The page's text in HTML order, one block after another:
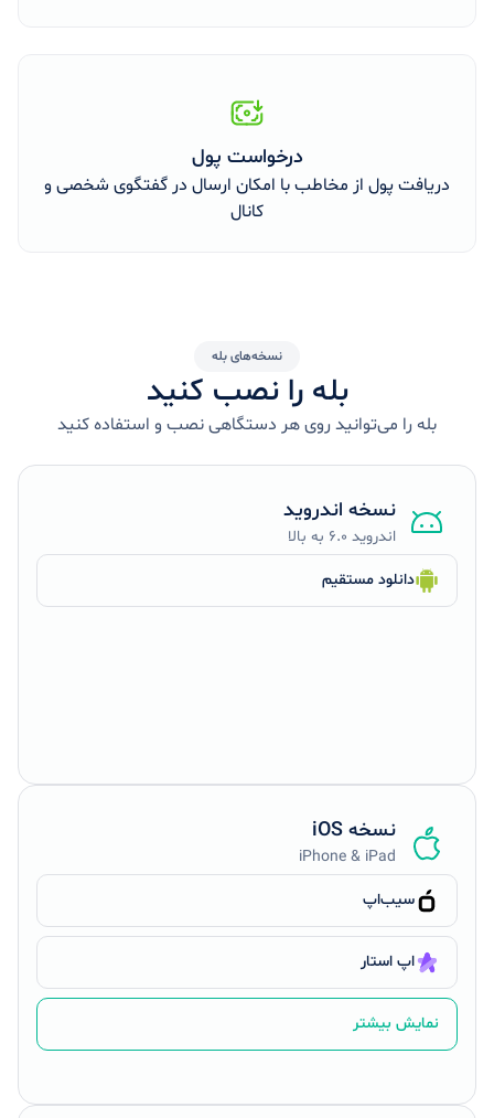
درخواست پول
دریافت پول از مخاطب با امکان ارسال در گفتگوی شخصی و
کانال
نسخه‌های بله
بله را نصب کنید
بله را می‌توانید روی هر دستگاهی نصب و استفاده کنید
نسخه اندروید
اندروید ۶.۰ به بالا
دانلود مستقیم
iOS نسخه
iPhone & iPad
سیب‌اپ
اپ استار
نمایش بیشتر